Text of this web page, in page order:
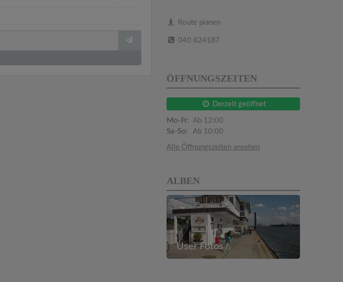
Route planen
040 824187
ÖFFNUNGSZEITEN
Derzeit geöffnet
Mo-Fr: Ab 12:00
Sa-So:
Ab 10:00
Alle Öffnungszeiten ansehen
ALBEN
User Fotos